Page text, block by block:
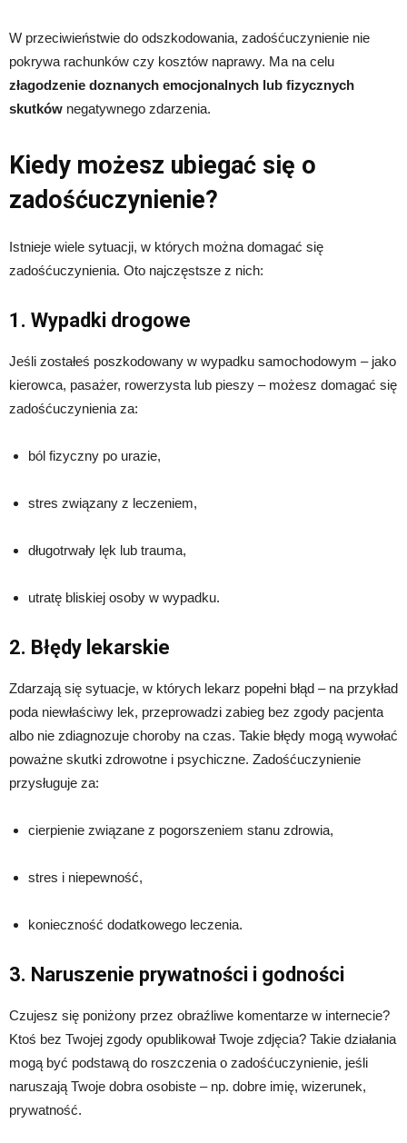
W przeciwieństwie do odszkodowania, zadośćuczynienie nie
pokrywa rachunków czy kosztów naprawy. Ma na celu
złagodzenie doznanych emocjonalnych lub fizycznych
skutków negatywnego zdarzenia.
Kiedy możesz ubiegać się o
zadośćuczynienie?
Istnieje wiele sytuacji, w których można domagać się
zadośćuczynienia. Oto najczęstsze z nich:
1. Wypadki drogowe
Jeśli zostałeś poszkodowany w wypadku samochodowym – jako
kierowca, pasażer, rowerzysta lub pieszy – możesz domagać się
zadośćuczynienia za:
ból fizyczny po urazie,
stres związany z leczeniem,
długotrwały lęk lub trauma,
utratę bliskiej osoby w wypadku.
2. Błędy lekarskie
Zdarzają się sytuacje, w których lekarz popełni błąd – na przykład
poda niewłaściwy lek, przeprowadzi zabieg bez zgody pacjenta
albo nie zdiagnozuje choroby na czas. Takie błędy mogą wywołać
poważne skutki zdrowotne i psychiczne. Zadośćuczynienie
przysługuje za:
cierpienie związane z pogorszeniem stanu zdrowia,
stres i niepewność,
konieczność dodatkowego leczenia.
3. Naruszenie prywatności i godności
Czujesz się poniżony przez obraźliwe komentarze w internecie?
Ktoś bez Twojej zgody opublikował Twoje zdjęcia? Takie działania
mogą być podstawą do roszczenia o zadośćuczynienie, jeśli
naruszają Twoje dobra osobiste – np. dobre imię, wizerunek,
prywatność.